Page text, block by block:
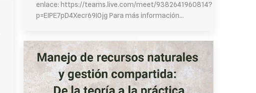
enlace: https://teams.live.com/meet/9382641960814?
p=EIPE7pD4Xecr69I0jg Para más información…